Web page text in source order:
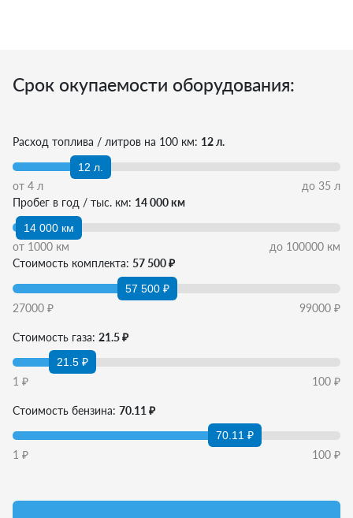
Срок окупаемости оборудования:
Расход топлива / литров на 100 км: 12 л.
12 л.
от 4 л до 35 л
Пробег в год / тыс. км: 14 000 км
14 000 км
от 1000 км до 100000 км
Стоимость комплекта: 57 500 ₽
57 500 ₽
27000 ₽ 99000 ₽
Стоимость газа: 21.5 ₽
21.5 ₽
1 ₽ 100 ₽
Стоимость бензина: 70.11 ₽
70.11 ₽
1 ₽ 100 ₽